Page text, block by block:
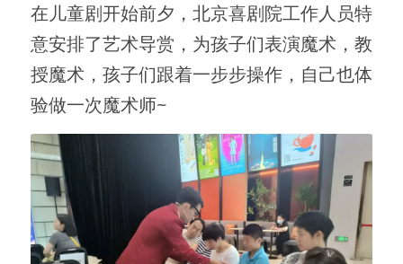
在儿童剧开始前夕，北京喜剧院工作人员特
意安排了艺术导赏，为孩子们表演魔术，教
授魔术，孩子们跟着一步步操作，自己也体
验做一次魔术师~